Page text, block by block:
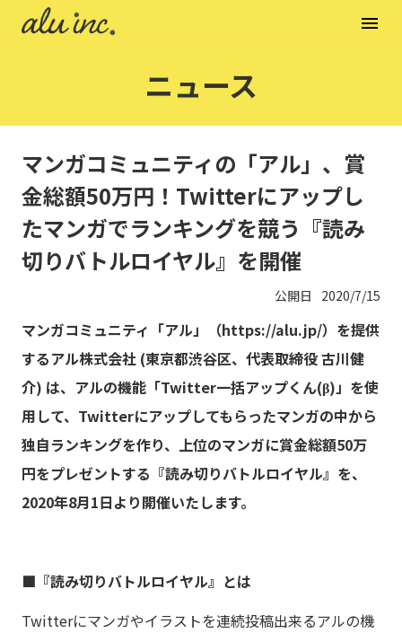
ニュース
マンガコミュニティの「アル」、賞
金総額50万円！Twitterにアップし
たマンガでランキングを競う『読み
切りバトルロイヤル』を開催
公開日 2020/7/15
マンガコミュニティ「アル」（https://alu.jp/）を提供
するアル株式会社 (東京都渋谷区、代表取締役 古川健
介) は、アルの機能「Twitter一括アップくん(β)」を使
用して、Twitterにアップしてもらったマンガの中から
独自ランキングを作り、上位のマンガに賞金総額50万
円をプレゼントする『読み切りバトルロイヤル』を、
2020年8月1日より開催いたします。
■『読み切りバトルロイヤル』とは
Twitterにマンガやイラストを連続投稿出来るアルの機
menu